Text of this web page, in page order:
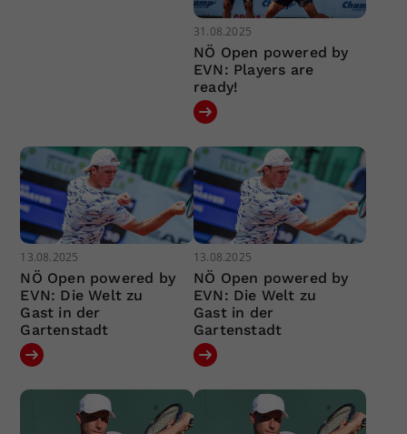
31.08.2025
NÖ Open powered by
EVN: Players are
ready!
13.08.2025
NÖ Open powered by
EVN: Die Welt zu
Gast in der
Gartenstadt
13.08.2025
NÖ Open powered by
EVN: Die Welt zu
Gast in der
Gartenstadt